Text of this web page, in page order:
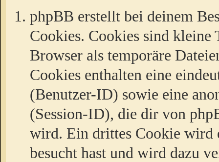
phpBB erstellt bei deinem
Cookies. Cookies sind kleine
Browser als temporäre
Cookies enthalten eine
(Benutzer-ID) sowie eine
(Session-ID), die dir von
wird. Ein drittes Cookie wird
besucht hast und wird dazu